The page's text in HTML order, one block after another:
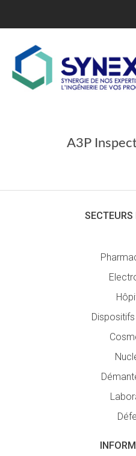
A3P
SECTEURS